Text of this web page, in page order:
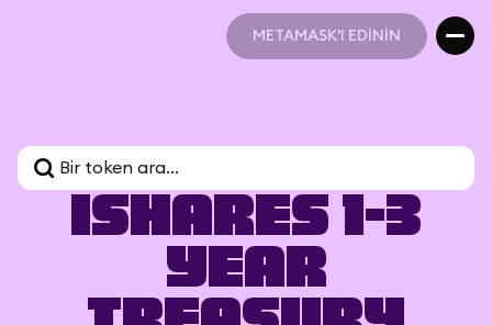
METAMASK'I EDİNİN
iShares 1-3
Year